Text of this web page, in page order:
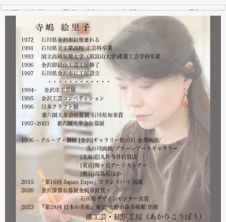
全国の皆様より震災に対するご心配のメールやお電話をた
くさんいただきました。ありがとうございます。
幸い紅里工房にはそれほどの被害もなく、ただいま通常の
営業をしております。配送につきましても金沢から発送す
る分につきましては問題ありませんのでご安心ください。
皆様には多大なご心配をおかけしており心苦しいばかりで
はありますが、今後とも紅里工房をどうぞよろしくお願い
いたします。
漆工芸・紅里工房 寺嶋絵里子
2023.02
2月21日から27日まで 仙台三越で開催中の『第22回 金
沢・能登 美味と美技展』に出展しています。会場には作
者本人がおりますのでお近くの方はぜひ遊びにいらしてく
ださい。お待ちしております。